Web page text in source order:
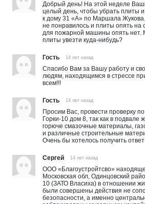
Добрый день! На этой неделе
целый день, чтобы убрать плиты
к дому 31 «А» по Маршала
не понравилось и плиты опять на
для пожарной машины опять нет.
плиты увезти куда-нибудь?
Гость 14 лет назад
Спасибо Вам за Вашу работу и
людям, находящимся в стрессе
всем!!!
Гость 14 лет назад
Просим Вас, провести проверку
Горки-10 дом 8, так как в подвале
горюче смазочные материалы,
и различные строительные
Очень бы хотелось получить
Сергей 14 лет назад
ООО «Благоустройтсво»
Московская обл, Одинцовский
10 (ЗАТО Власиха) в отношении
были совершены действия не
безопасности, а именно